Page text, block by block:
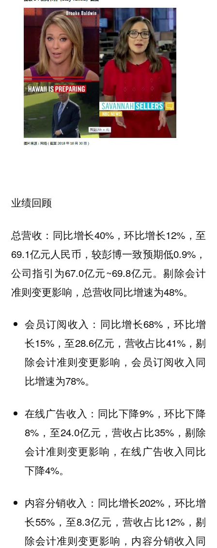
业绩回顾
总营收： 同比增长40%，环比增长12%，至
69.1亿元人民币，较彭博一致预期低0.9%，
公司指引为67.0亿元~69.8亿元。剔除会计
准则变更影响，总营收同比增速为48%。
会员订阅收入 ：同比增长68%，环比增
长15%，至28.6亿元，营收占比41%，剔
除会计准则变更影响，会员订阅收入同
比增速为78%。
在线广告收入： 同比下降9%，环比下降
8%，至24.0亿元，营收占比35%，剔除
会计准则变更影响，在线广告收入同比
下降4%。
内容分销收入： 同比增长202%，环比增
长55%，至8.3亿元，营收占比12%，剔
除会计准则变更影响，内容分销收入同